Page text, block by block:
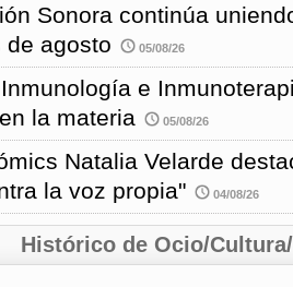
Sonora continúa
de agosto
05/08/26
e
la materia
05/08/26
Natalia Velarde
la voz propia"
04/08/26
Histórico de Ocio/